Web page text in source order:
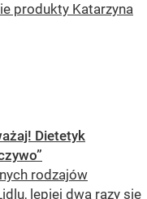
produkty Katarzyna
Dietetyk
rodzajów
lepiej dwa razy się